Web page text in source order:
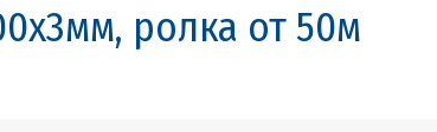
ролка от 50м